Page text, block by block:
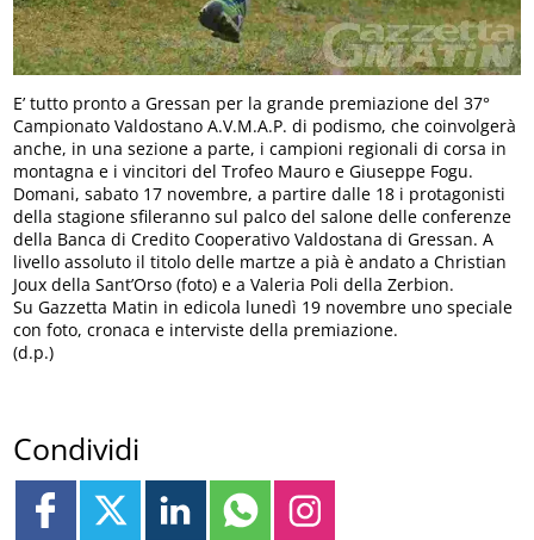
E’ tutto pronto a Gressan per la grande premiazione del 37°
Campionato Valdostano A.V.M.A.P. di podismo, che coinvolgerà
anche, in una sezione a parte, i campioni regionali di corsa in
montagna e i vincitori del Trofeo Mauro e Giuseppe Fogu.
Domani, sabato 17 novembre, a partire dalle 18 i protagonisti
della stagione sfileranno sul palco del salone delle conferenze
della Banca di Credito Cooperativo Valdostana di Gressan. A
livello assoluto il titolo delle martze a pià è andato a Christian
Joux della Sant’Orso (foto) e a Valeria Poli della Zerbion.
Su Gazzetta Matin in edicola lunedì 19 novembre uno speciale
con foto, cronaca e interviste della premiazione.
(d.p.)
Condividi